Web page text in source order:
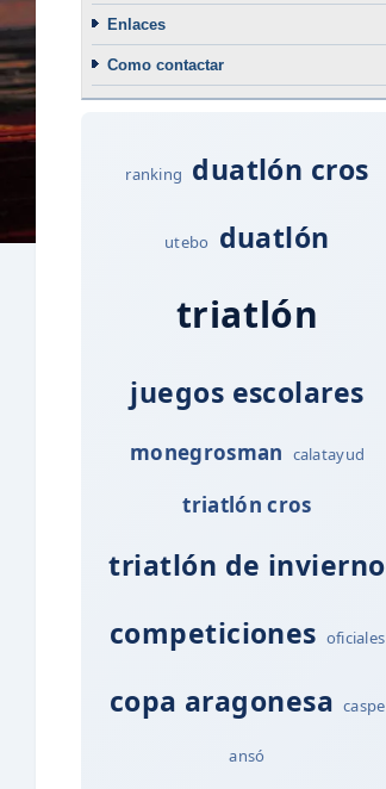
Enlaces
Como contactar
ranking duatlón cros
utebo duatlón
triatlón
juegos escolares
monegrosman calatayud
triatlón cros
triatlón de invierno
competiciones oficiales
copa aragonesa caspe
ansó